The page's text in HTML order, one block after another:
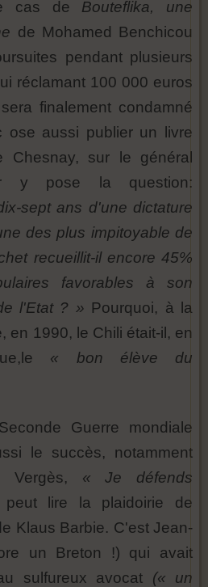
cas de Bouteflika, une
de Mohamed Benchicou
pendant plusieurs
réclamant 100 000 euros
finalement condamné
ose aussi publier un livre
Chesnay, sur le général
y pose la question:
sept ans d'une dictature
des plus impitoyable de
recueillit-il encore 45%
favorables à son
l'Etat ? » Pourquoi, à la
en 1990, le Chili était-il, en
« bon élève du
Guerre mondiale
le succès, notamment
Vergès, « Je défends
lire la plaidoirie de
Klaus Barbie. C'est Jean-
un Breton !) qui avait
sulfureux avocat (« un